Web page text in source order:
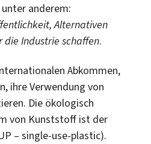
anderem:
Alternativen
die Industrie schaffen.
Abkommen,
ihre Verwendung von
Die ökologisch
von Kunststoff ist der
– single-use-plastic).